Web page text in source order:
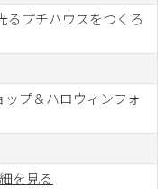
るプチハウスをつくろ
ップ＆ハロウィンフォ
を見る